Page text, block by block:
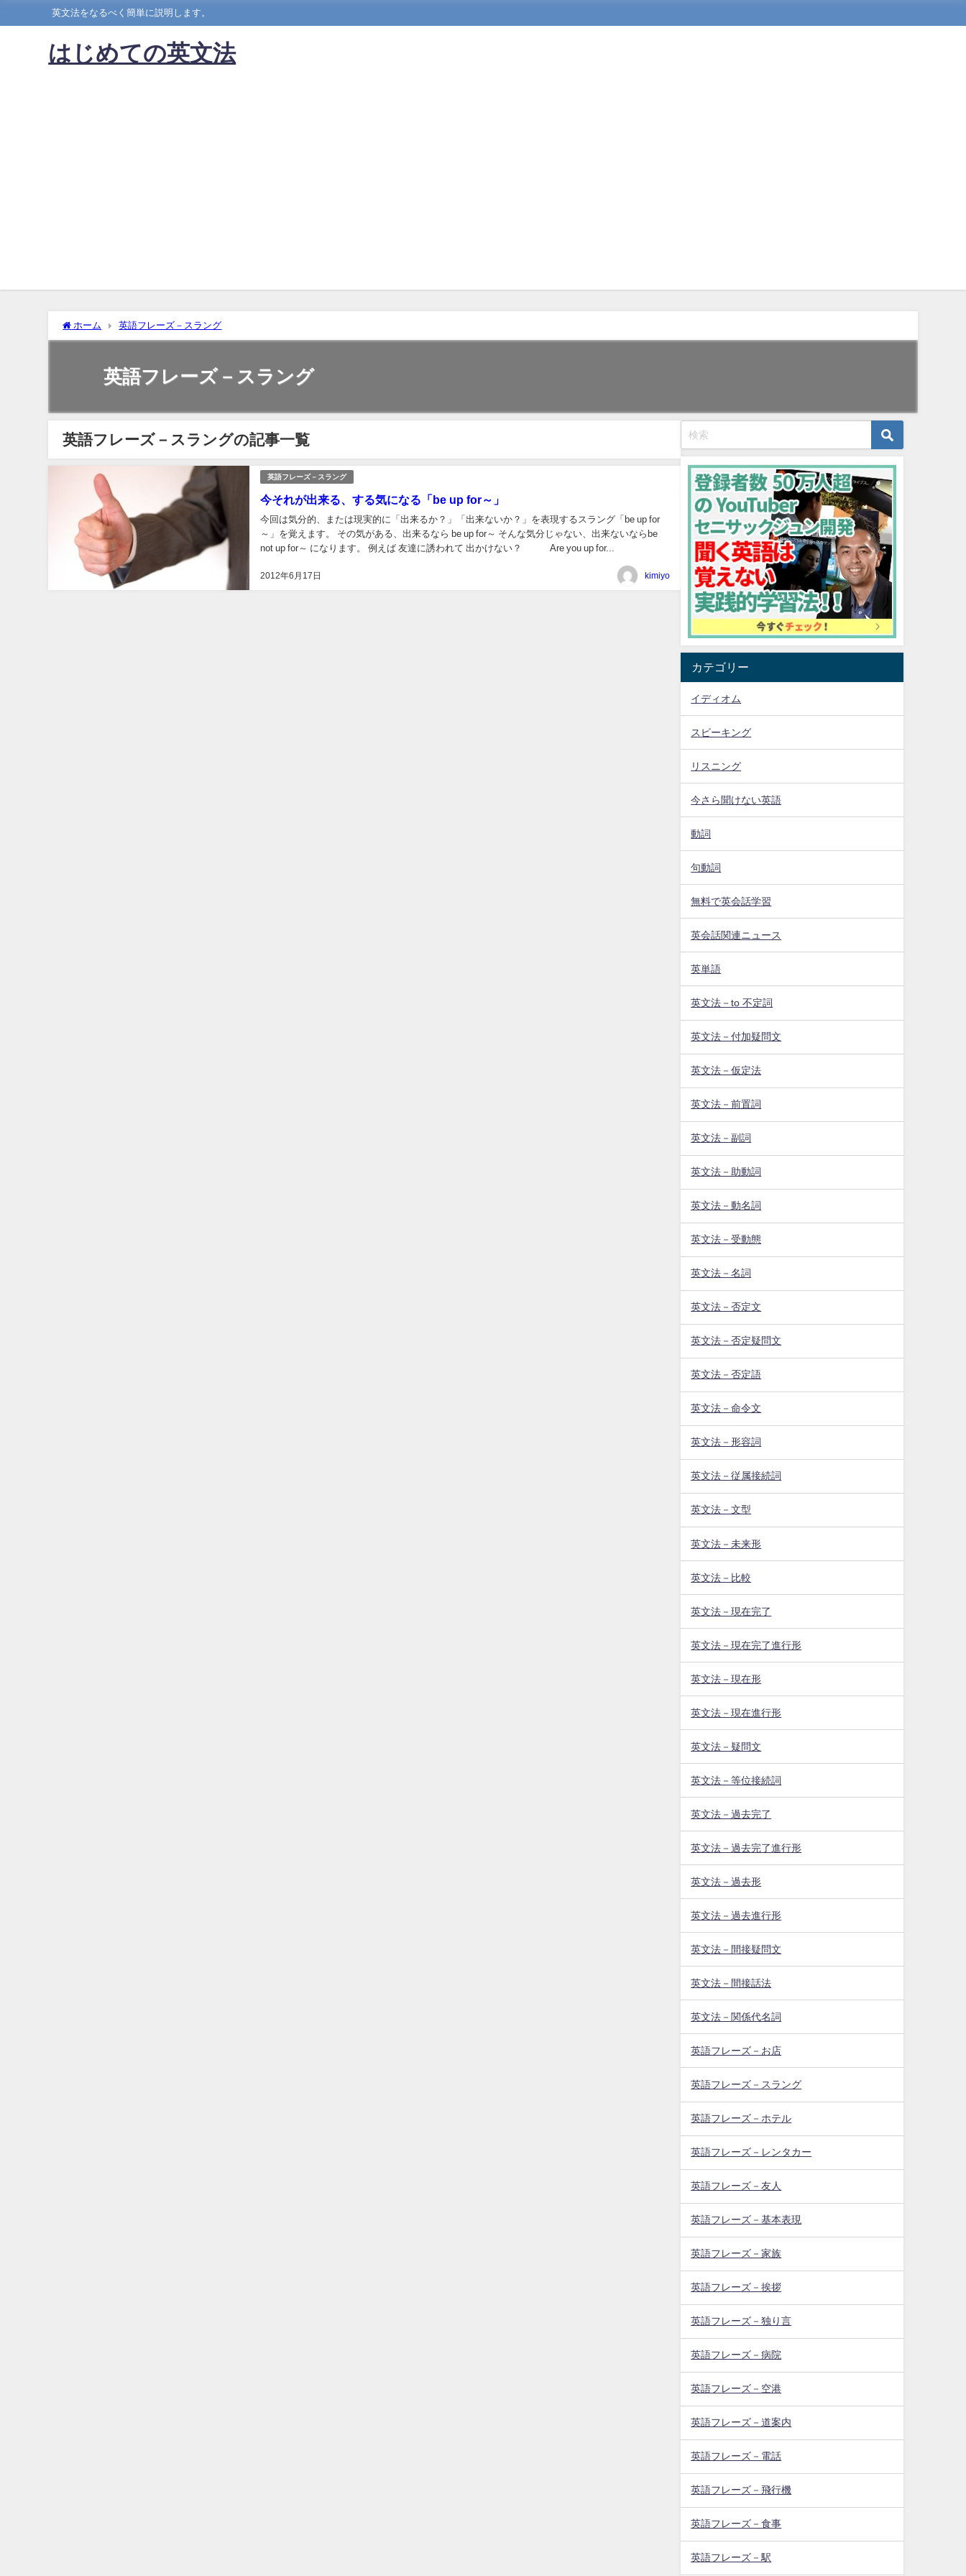
英文法をなるべく簡単に説明します。
はじめての英文法
ホーム 英語フレーズ－スラング
英語フレーズ－スラング
英語フレーズ－スラングの記事一覧
英語フレーズ－スラング
今それが出来る、する気になる「be up for～」
2012年6月17日
今回は気分的、または現実的に「出来るか？」「出来ないか？」を表現するスラング「be up for
～」を覚えます。 その気がある、出来るなら be up for～ そんな気分じゃない、出来ないならbe
not up for～ になります。 例えば 友達に誘われて 出かけない？ Are you up for...
kimiyo
カテゴリー
イディオム
スピーキング
リスニング
今さら聞けない英語
動詞
句動詞
無料で英会話学習
英会話関連ニュース
英単語
英文法－to 不定詞
英文法－付加疑問文
英文法－仮定法
英文法－前置詞
英文法－副詞
英文法－助動詞
英文法－動名詞
英文法－受動態
英文法－名詞
英文法－否定文
英文法－否定疑問文
英文法－否定語
英文法－命令文
英文法－形容詞
英文法－従属接続詞
英文法－文型
英文法－未来形
英文法－比較
英文法－現在完了
英文法－現在完了進行形
英文法－現在形
英文法－現在進行形
英文法－疑問文
英文法－等位接続詞
英文法－過去完了
英文法－過去完了進行形
英文法－過去形
英文法－過去進行形
英文法－間接疑問文
英文法－間接話法
英文法－関係代名詞
英語フレーズ－お店
英語フレーズ－スラング
英語フレーズ－ホテル
英語フレーズ－レンタカー
英語フレーズ－友人
英語フレーズ－基本表現
英語フレーズ－家族
英語フレーズ－挨拶
英語フレーズ－独り言
英語フレーズ－病院
英語フレーズ－空港
英語フレーズ－道案内
英語フレーズ－電話
英語フレーズ－飛行機
英語フレーズ－食事
英語フレーズ－駅